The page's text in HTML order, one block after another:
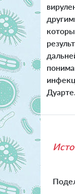
Дуарте.